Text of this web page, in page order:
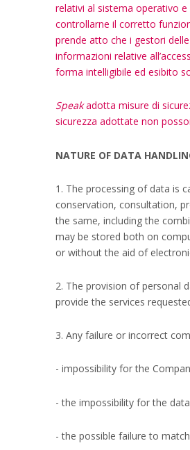
relativi al sistema operativo
controllarne il corretto
prende atto che i gestori
informazioni relative
forma intelligibile ed esibito
Speakadotta misure di
sicurezza adottate non
NATURE OF DATA
1. The processing of data is
conservation, consultation,
the same, including the
may be stored both on
or without the aid of
2. The provision of personal
provide the services
3. Any failure or incorrect
- impossibility for the
- the impossibility for the
- the possible failure to